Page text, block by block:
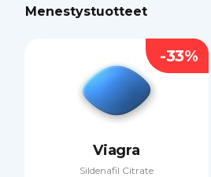
Menestystuotteet
Viagra
Sildenafil Citrate
-33%